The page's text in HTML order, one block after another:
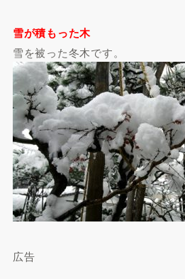
雪が積もった木
雪を被った冬木です。
広告